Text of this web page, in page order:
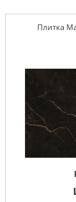
Плитка